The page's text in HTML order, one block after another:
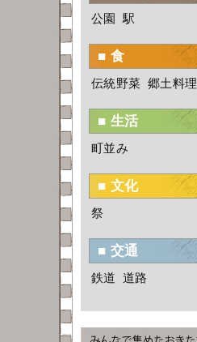
公園 駅
■ 食
伝統野菜 郷土料理
■ 生活
町並み
■ 文化
祭
■ 交通
鉄道 道路